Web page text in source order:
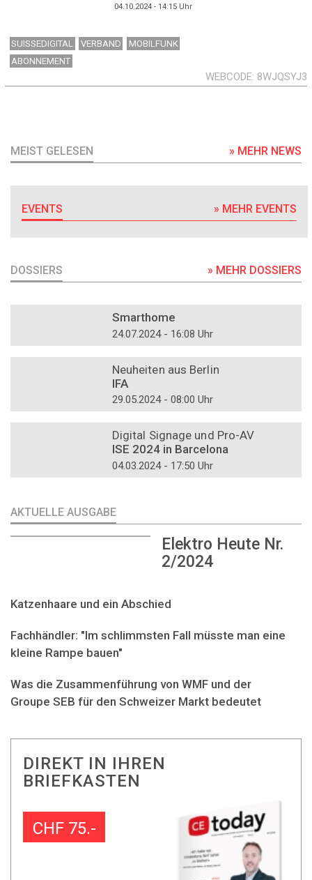
04.10.2024 - 14:15Uhr
SUISSEDIGITAL VERBAND
MOBILFUNK
ABONNEMENT
WEBCODE 8WJQSYJ3
MEIST GELESEN » MEHR NEWS
EVENTS » MEHR EVENTS
DOSSIERS » MEHR DOSSIERS
Smarthome
24.07.2024 - 16:08 Uhr
Neuheiten aus Berlin
IFA
29.05.2024 - 08:00 Uhr
Digital Signage und Pro-AV
ISE 2024 in Barcelona
04.03.2024 - 17:50 Uhr
AKTUELLE AUSGABE
Elektro Heute Nr.
2/2024
Katzenhaare und ein Abschied
Fachhändler: "Im schlimmsten Fall müsste man eine
kleine Rampe bauen"
Was die Zusammenführung von WMF und der
Groupe SEB für den Schweizer Markt bedeutet
DIREKT IN IHREN
BRIEFKASTEN
CHF 75.-